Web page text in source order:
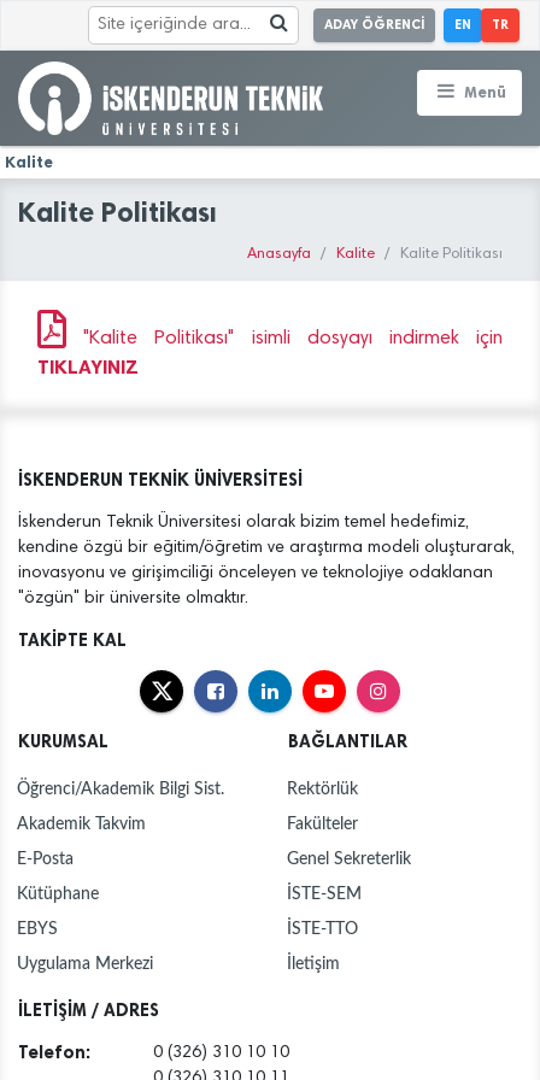
ADAY ÖĞRENCİ EN TR
Menü
Kalite
Kalite Politikası
Anasayfa Kalite Kalite Politikası
"Kalite Politikası" isimli dosyayı indirmek için
TIKLAYINIZ
İSKENDERUN TEKNİK ÜNİVERSİTESİ
İskenderun Teknik Üniversitesi olarak bizim temel hedefimiz,
kendine özgü bir eğitim/öğretim ve araştırma modeli oluşturarak,
inovasyonu ve girişimciliği önceleyen ve teknolojiye odaklanan
"özgün" bir üniversite olmaktır.
TAKİPTE KAL
KURUMSAL
Öğrenci/Akademik Bilgi Sist.
Akademik Takvim
E-Posta
Kütüphane
EBYS
Uygulama Merkezi
BAĞLANTILAR
Rektörlük
Fakülteler
Genel Sekreterlik
İSTE-SEM
İSTE-TTO
İletişim
İLETİŞİM / ADRES
Telefon:
0 (326) 310 10 10